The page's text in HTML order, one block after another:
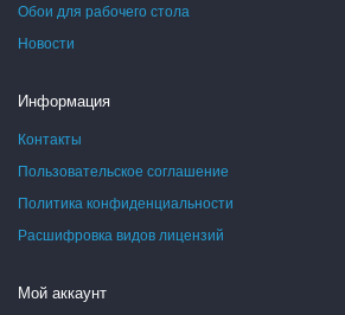
Обои для рабочего стола
Новости
Информация
Контакты
Пользовательское соглашение
Политика конфиденциальности
Расшифровка видов лицензий
Мой аккаунт